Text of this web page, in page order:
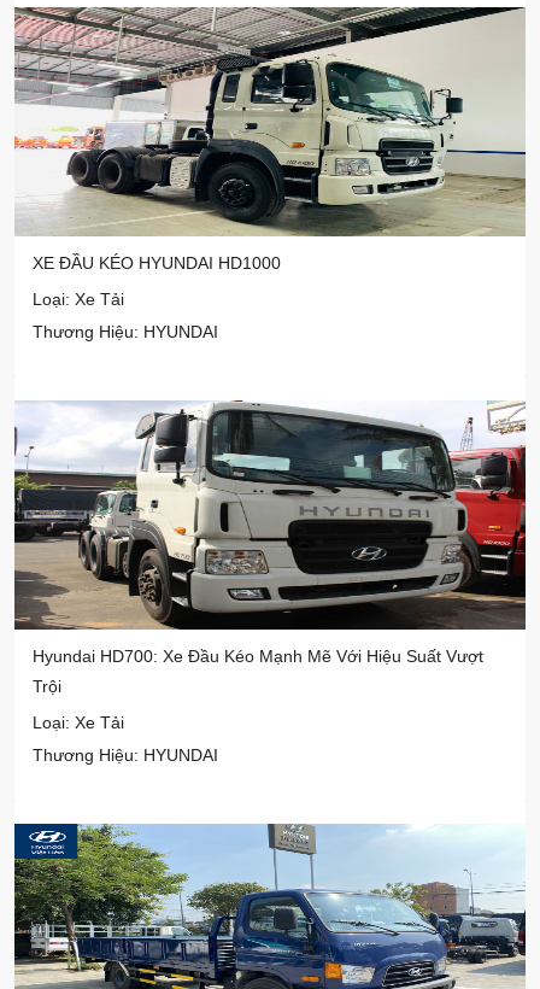
XE ĐẦU KÉO HYUNDAI HD1000
Loại: Xe Tải
Thương Hiệu: HYUNDAI
Hyundai HD700: Xe Đầu Kéo Mạnh Mẽ Với Hiệu Suất Vượt
Trội
Loại: Xe Tải
Thương Hiệu: HYUNDAI